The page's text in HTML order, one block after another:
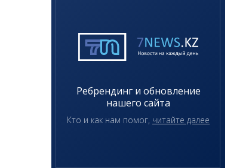
Ребрендинг и обновление
нашего сайта
Кто и как нам помог, читайте далее